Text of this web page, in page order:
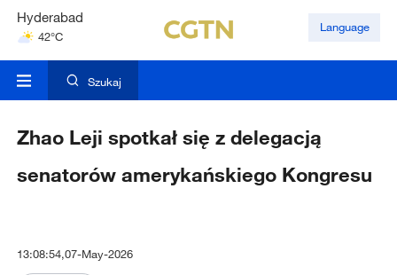
Hyderabad
42°C
Mumbai
Language
Szukaj
Zhao Leji spotkał się z delegacją
senatorów amerykańskiego Kongresu
13:08:54,07-May-2026